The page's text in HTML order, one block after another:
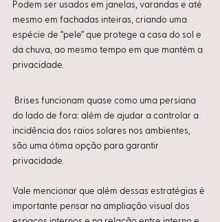
Podem ser usados em janelas, varandas e até
mesmo em fachadas inteiras, criando uma
espécie de “pele” que protege a casa do sol e
da chuva, ao mesmo tempo em que mantém a
privacidade.
do lado de fora: além de ajudar a controlar a
incidência dos raios solares nos ambientes,
são uma ótima opção para garantir
privacidade.
Vale mencionar que além dessas estratégias é
importante pensar na ampliação visual dos